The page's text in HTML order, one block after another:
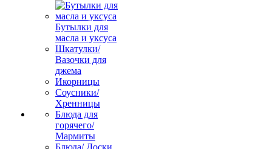
Бутылки для
масла и уксуса
Шкатулки/
Вазочки для
джема
Икорницы
Соусники/
Хренницы
Блюда для
горячего/
Мармиты
Блюда/ Доски